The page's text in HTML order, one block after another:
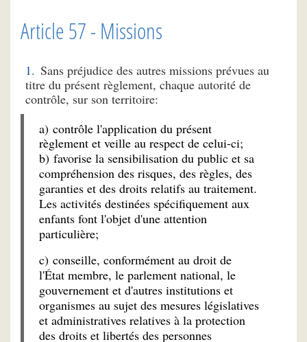
Article 57 - Missions
Sans préjudice des autres missions prévues au
titre du présent règlement, chaque autorité de
contrôle, sur son territoire:
a) contrôle l'application du présent
règlement et veille au respect de celui-ci;
b) favorise la sensibilisation du public et sa
compréhension des risques, des règles, des
garanties et des droits relatifs au traitement.
Les activités destinées spécifiquement aux
enfants font l'objet d'une attention
particulière;
c) conseille, conformément au droit de
l'État membre, le parlement national, le
gouvernement et d'autres institutions et
organismes au sujet des mesures législatives
et administratives relatives à la protection
des droits et libertés des personnes